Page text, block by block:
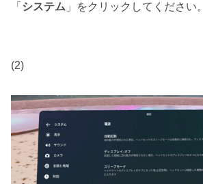
「 システム 」をクリックしてください。
(2)